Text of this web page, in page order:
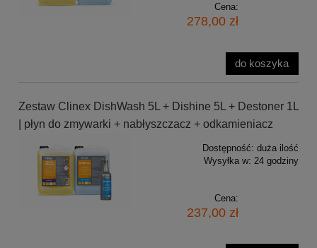
Cena:
278,00 zł
do koszyka
Zestaw Clinex DishWash 5L + Dishine 5L + Destoner 1L
| płyn do zmywarki + nabłyszczacz + odkamieniacz
Dostępność: duża ilość
Wysyłka w: 24 godziny
Cena:
237,00 zł